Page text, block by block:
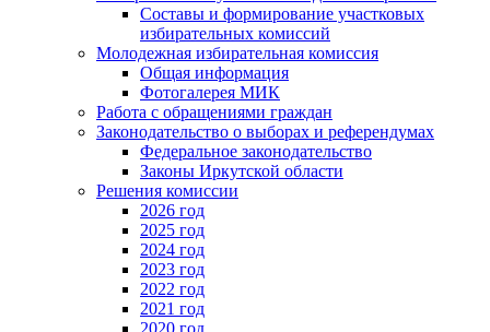
Составы и формирование участковых
избирательных комиссий
Молодежная избирательная комиссия
Общая информация
Фотогалерея МИК
Работа с обращениями граждан
Законодательство о выборах и референдумах
Федеральное законодательство
Законы Иркутской области
Решения комиссии
2026 год
2025 год
2024 год
2023 год
2022 год
2021 год
2020 год